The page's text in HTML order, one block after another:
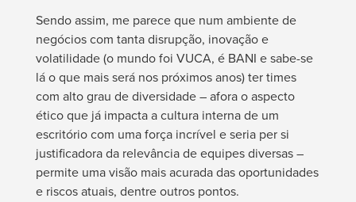
Sendo assim, me parece que num ambiente de
negócios com tanta disrupção, inovação e
volatilidade (o mundo foi VUCA, é BANI e sabe-se
lá o que mais será nos próximos anos) ter times
com alto grau de diversidade – afora o aspecto
ético que já impacta a cultura interna de um
escritório com uma força incrível e seria per si
justificadora da relevância de equipes diversas –
permite uma visão mais acurada das oportunidades
e riscos atuais, dentre outros pontos.